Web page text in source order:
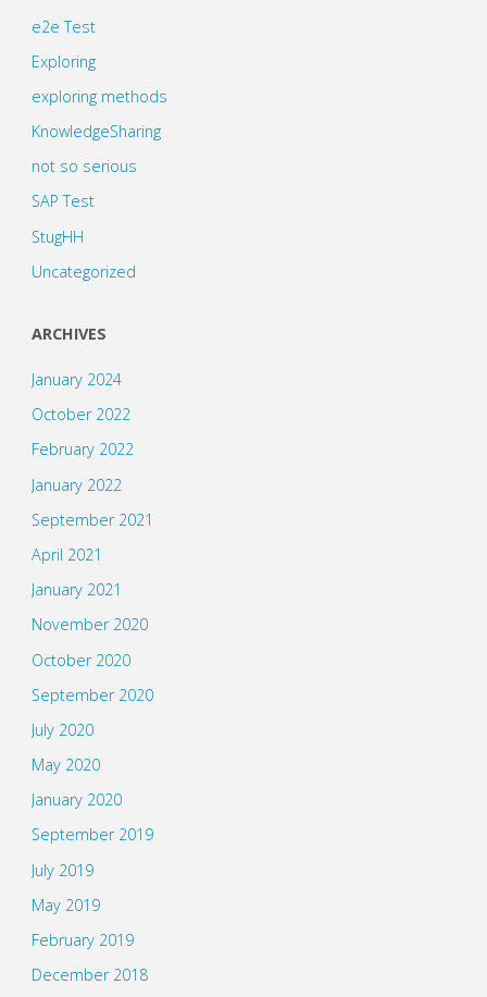
e2e Test
Exploring
exploring methods
KnowledgeSharing
not so serious
SAP Test
StugHH
Uncategorized
ARCHIVES
January 2024
October 2022
February 2022
January 2022
September 2021
April 2021
January 2021
November 2020
October 2020
September 2020
July 2020
May 2020
January 2020
September 2019
July 2019
May 2019
February 2019
December 2018